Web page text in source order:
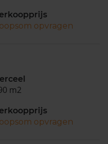
opvragen
m2
opvragen